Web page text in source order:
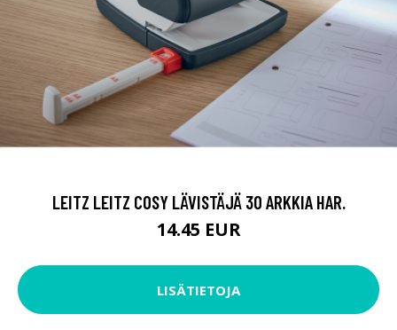
LEITZ LEITZ COSY LÄVISTÄJÄ 30 ARKKIA HAR.
14.45 EUR
LISÄTIETOJA